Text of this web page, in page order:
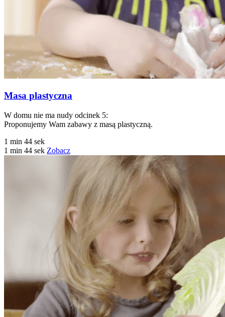
Masa plastyczna
W domu nie ma nudy odcinek 5:
Proponujemy Wam zabawy z masą plastyczną.
1 min 44 sek
1 min 44 sek Zobacz